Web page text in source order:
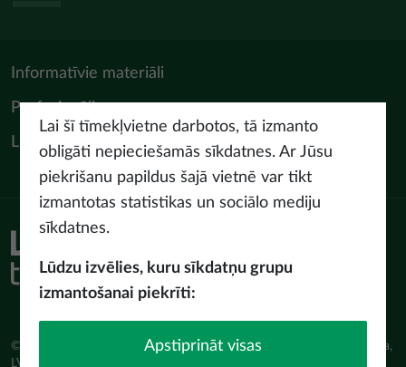
Informatīvie materiāli
Profesionāļiem
LIAA Tūrisma departaments
© Latvijas Investīciju un attīstības aģentūra (LIAA) Pērses iela 2, Rīga,
LV-1442 www.liaa.gov.lv
Lietošanas noteikumi
Lai šī tīmekļvietne darbotos, tā izmanto
obligāti nepieciešamās sīkdatnes. Ar Jūsu
piekrišanu papildus šajā vietnē var tikt
izmantotas statistikas un sociālo mediju
sīkdatnes.
Lūdzu izvēlies, kuru sīkdatņu grupu
izmantošanai piekrīti:
Apstiprināt visas